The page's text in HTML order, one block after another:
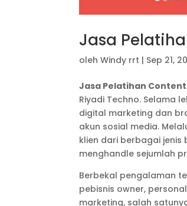
Jasa
olehWindy rrt | Sep 21,
Jasa Pelatihan
Riyadi Techno. Selama
digital marketing dan
akun sosial media.
klien dari berbagai jenis
menghandle sejumlah
Berbekal pengalaman
pebisnis owner,
marketing, salah